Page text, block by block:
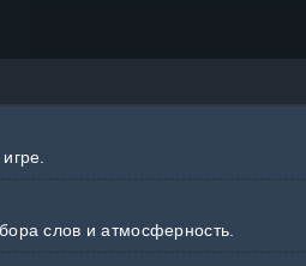
слов и атмосферность.